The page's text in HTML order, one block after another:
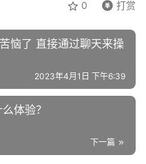
0 打赏
恼了 直接通过聊天来操
2023年4月1日 下午6:39
体验？
下一篇